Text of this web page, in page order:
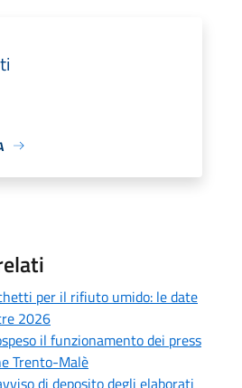
per il rifiuto umido: le date
2026
il funzionamento dei press
Trento-Malè
di deposito degli elaborati